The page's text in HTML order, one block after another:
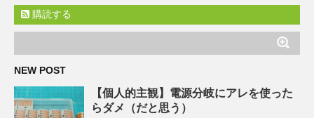
購読する
NEW POST
【個人的主観】電源分岐にアレを使った
らダメ（だと思う）